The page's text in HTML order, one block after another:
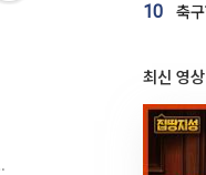
10
최신 영상